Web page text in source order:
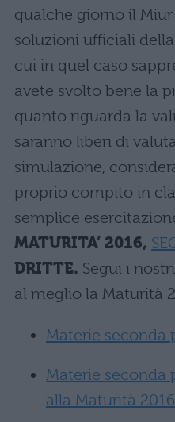
qualche giorno il
soluzioni ufficiali
cui in quel caso
avete svolto bene la
quanto riguarda la
saranno liberi di
simulazione,
proprio compito in
semplice
MATURITA’ 2016,
DRITTE. Segui i
al meglio la Maturità
Materie seconda
Materie seconda
alla Maturità 2016